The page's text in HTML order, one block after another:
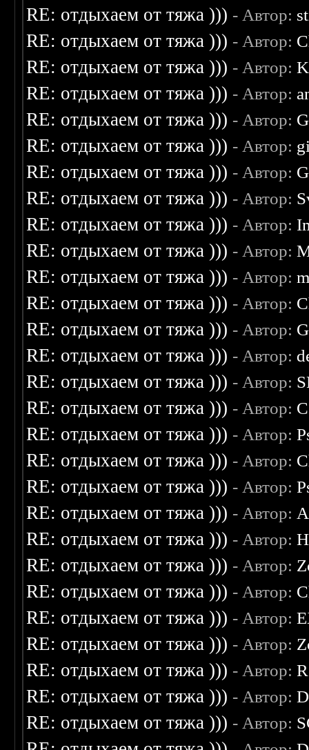
RE: отдыхаем от тяжа ))) - Автор:
RE: отдыхаем от тяжа ))) - Автор:
RE: отдыхаем от тяжа ))) - Автор:
RE: отдыхаем от тяжа ))) - Автор:
RE: отдыхаем от тяжа ))) - Автор:
RE: отдыхаем от тяжа ))) - Автор:
RE: отдыхаем от тяжа ))) - Автор:
RE: отдыхаем от тяжа ))) - Автор:
RE: отдыхаем от тяжа ))) - Автор:
RE: отдыхаем от тяжа ))) - Автор:
RE: отдыхаем от тяжа ))) - Автор:
RE: отдыхаем от тяжа ))) - Автор:
RE: отдыхаем от тяжа ))) - Автор:
RE: отдыхаем от тяжа ))) - Автор:
RE: отдыхаем от тяжа ))) - Автор:
RE: отдыхаем от тяжа ))) - Автор:
RE: отдыхаем от тяжа ))) - Автор:
RE: отдыхаем от тяжа ))) - Автор:
RE: отдыхаем от тяжа ))) - Автор:
RE: отдыхаем от тяжа ))) - Автор:
RE: отдыхаем от тяжа ))) - Автор:
RE: отдыхаем от тяжа ))) - Автор:
RE: отдыхаем от тяжа ))) - Автор:
RE: отдыхаем от тяжа ))) - Автор:
RE: отдыхаем от тяжа ))) - Автор:
RE: отдыхаем от тяжа ))) - Автор:
RE: отдыхаем от тяжа ))) - Автор:
RE: отдыхаем от тяжа ))) - Автор: